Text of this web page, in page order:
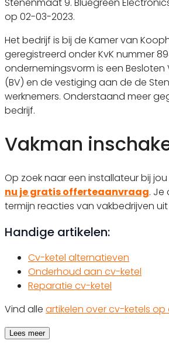
op 02-03-2023.
Het bedrijf is bij de Kamer van
geregistreerd onder KvK nummer
ondernemingsvorm is een
(BV) en de vestiging aan de de
werknemers. Onderstaand meer
bedrijf.
Vakman
Op zoek naar een installateur bij
nu je gratis offerteaanvraag. Je
termijn reacties van vakbedrijven
Handige artikelen:
Cv-ketel alternatieven
Onderhoud aan cv-ketel
Reparatie cv-ketel
Vind alle artikelen over cv-ketels
Lees meer